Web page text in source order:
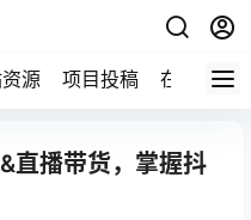
源 项目投稿 在线工具
直播带货，掌握抖